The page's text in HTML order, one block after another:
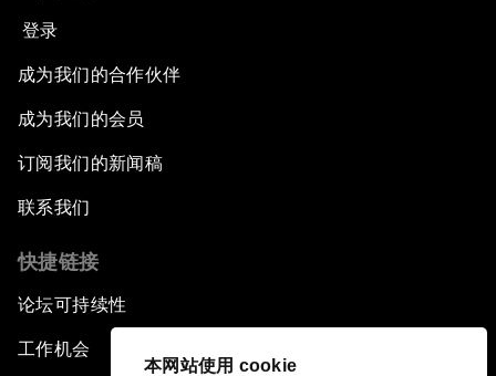
本网站使用 cookie
登录
成为我们的合作伙伴
成为我们的会员
订阅我们的新闻稿
联系我们
快捷链接
论坛可持续性
工作机会